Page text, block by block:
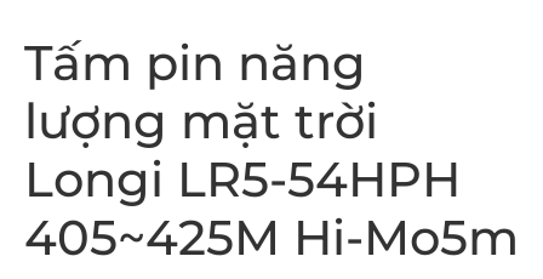
Tấm pin năng
lượng mặt trời
Longi LR5-54HPH
405~425M Hi-Mo5m